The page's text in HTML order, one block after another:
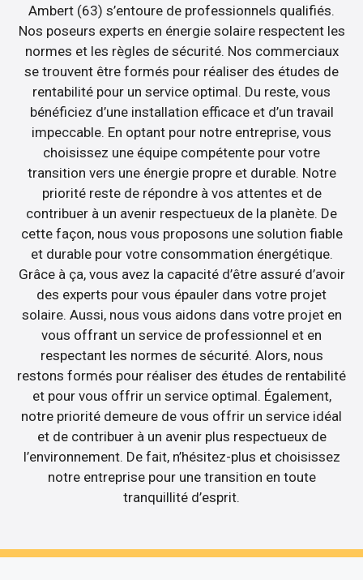
Ambert (63) s’entoure de professionnels qualifiés.
Nos poseurs experts en énergie solaire respectent les
normes et les règles de sécurité. Nos commerciaux
se trouvent être formés pour réaliser des études de
rentabilité pour un service optimal. Du reste, vous
bénéficiez d’une installation efficace et d’un travail
impeccable. En optant pour notre entreprise, vous
choisissez une équipe compétente pour votre
transition vers une énergie propre et durable. Notre
priorité reste de répondre à vos attentes et de
contribuer à un avenir respectueux de la planète. De
cette façon, nous vous proposons une solution fiable
et durable pour votre consommation énergétique.
Grâce à ça, vous avez la capacité d’être assuré d’avoir
des experts pour vous épauler dans votre projet
solaire. Aussi, nous vous aidons dans votre projet en
vous offrant un service de professionnel et en
respectant les normes de sécurité. Alors, nous
restons formés pour réaliser des études de rentabilité
et pour vous offrir un service optimal. Également,
notre priorité demeure de vous offrir un service idéal
et de contribuer à un avenir plus respectueux de
l’environnement. De fait, n’hésitez-plus et choisissez
notre entreprise pour une transition en toute
tranquillité d’esprit.